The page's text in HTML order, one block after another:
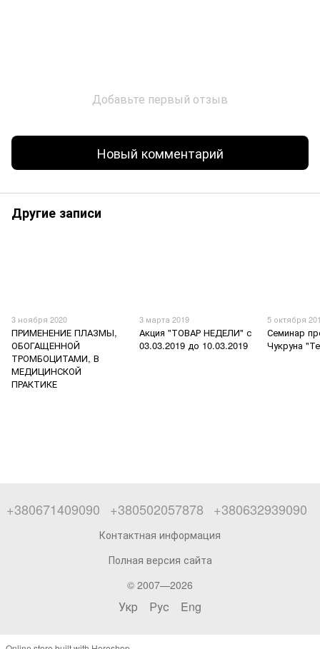
Добавьте первый отзыв
Новый комментарий
Другие записи
3 ноября 2020
ПРИМЕНЕНИЕ ПЛАЗМЫ,
ОБОГАЩЕННОЙ
ТРОМБОЦИТАМИ, В
МЕДИЦИНСКОЙ
ПРАКТИКЕ
3 марта 2019
Акция "ТОВАР НЕДЕЛИ" с
03.03.2019 до 10.03.2019
5 октября
Семинар
Чукруна
+380671409090 +380502057878 +380632939090
Контактная информация
Полная версия сайта
© 2007—2026
Укр Рус Eng